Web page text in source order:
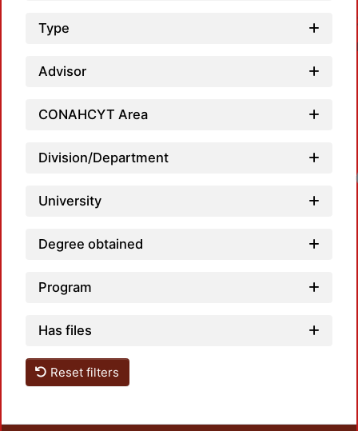
Type
Advisor
CONAHCYT Area
Division/Department
University
Degree obtained
Program
Has files
Reset filters